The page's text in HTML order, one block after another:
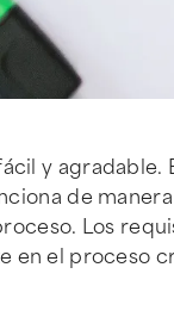
y agradable.
de
Los
en el proceso